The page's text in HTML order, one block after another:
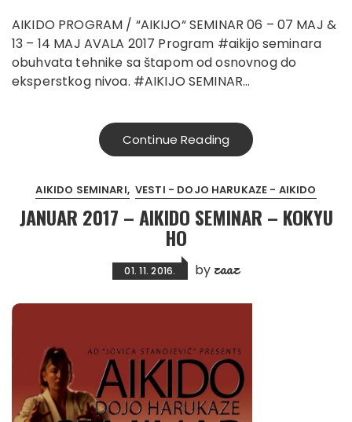
AIKIDO PROGRAM / “AIKIJO“ SEMINAR 06 – 07 MAJ &
13 – 14 MAJ AVALA 2017 Program #aikijo seminara
obuhvata tehnike sa štapom od osnovnog do
eksperstkog nivoa. #AIKIJO SEMINAR…
Continue Reading
AIKIDO SEMINARI VESTI - DOJO HARUKAZE - AIKIDO
JANUAR 2017 – AIKIDO SEMINAR – KOKYU
HO
01. 11. 2016. by zaaz